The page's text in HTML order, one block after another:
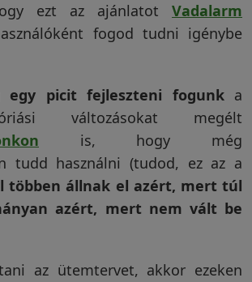
ezt az ajánlatot Vadalarm
fogod tudni igénybe
egy picit fejleszteni fogunka
változásokat megélt
is, hogy még
tudd használni (tudod, ez az a
többen állnak el azért, mert túl
azért, mert nem vált be
az ütemtervet, akkor ezeken